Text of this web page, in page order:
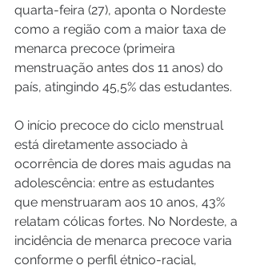
quarta-feira (27), aponta o Nordeste
como a região com a maior taxa de
menarca precoce (primeira
menstruação antes dos 11 anos) do
país, atingindo 45,5% das estudantes.
O início precoce do ciclo menstrual
está diretamente associado à
ocorrência de dores mais agudas na
adolescência: entre as estudantes
que menstruaram aos 10 anos, 43%
relatam cólicas fortes. No Nordeste, a
incidência de menarca precoce varia
conforme o perfil étnico-racial,